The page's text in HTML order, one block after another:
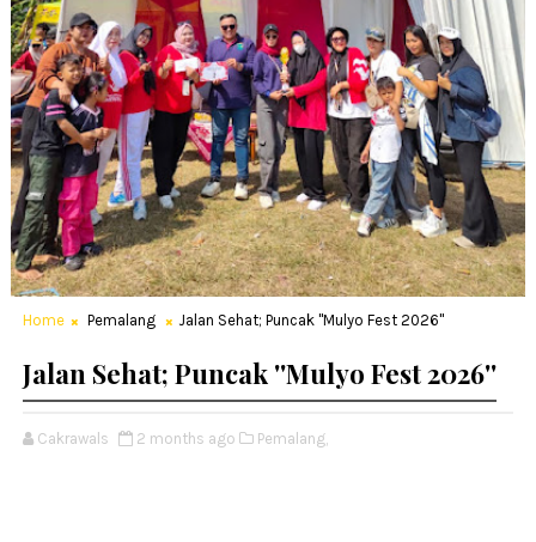
Home Pemalang Jalan Sehat; Puncak ''Mulyo Fest 2026''
Jalan Sehat; Puncak ''Mulyo Fest 2026''
Cakrawals 2 months ago Pemalang,